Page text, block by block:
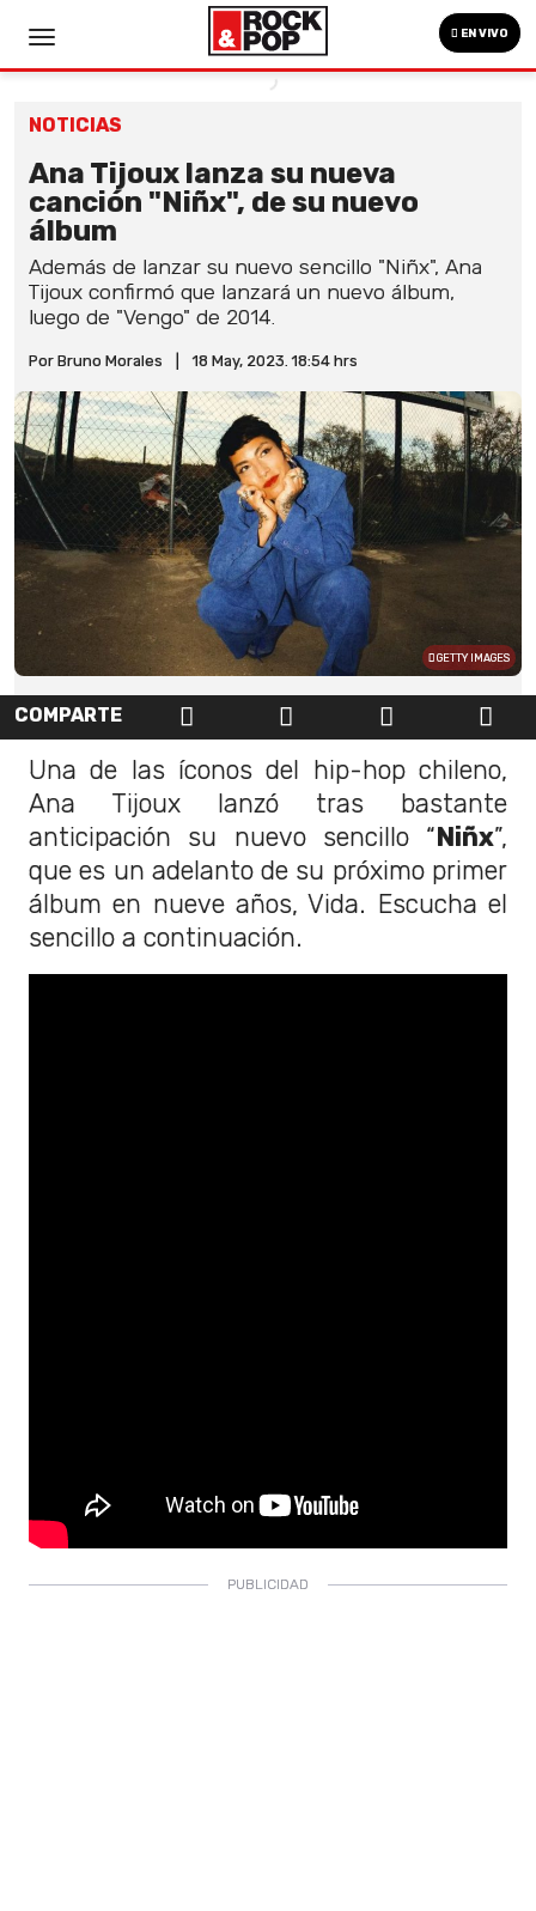
EN VIVO
NOTICIAS
Ana Tijoux lanza su nueva
canción "Niñx", de su nuevo
álbum
Además de lanzar su nuevo sencillo "Niñx", Ana
Tijoux confirmó que lanzará un nuevo álbum,
luego de "Vengo" de 2014.
Por Bruno Morales 18 May, 2023. 18:54 hrs
GETTY IMAGES
COMPARTE
Una de las íconos del hip-hop chileno,
Ana Tijoux lanzó tras bastante
anticipación su nuevo sencillo “Niñx”,
que es un adelanto de su próximo primer
álbum en nueve años, Vida. Escucha el
sencillo a continuación.